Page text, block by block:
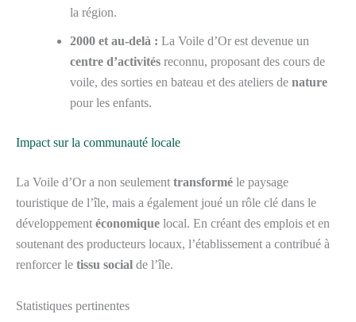
la région.
2000 et au-delà : La Voile d’Or est devenue un
centre d’activités reconnu, proposant des cours de
voile, des sorties en bateau et des ateliers de nature
pour les enfants.
Impact sur la communauté locale
La Voile d’Or a non seulement transformé le paysage
touristique de l’île, mais a également joué un rôle clé dans le
développement économique local. En créant des emplois et en
soutenant des producteurs locaux, l’établissement a contribué à
renforcer le tissu social de l’île.
Statistiques pertinentes